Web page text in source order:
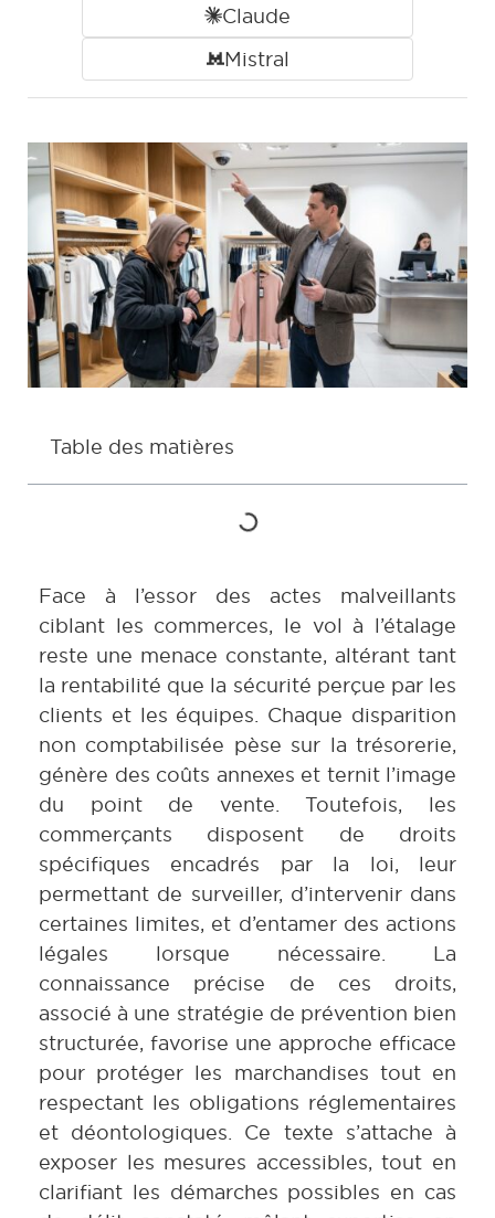
Claude
Mistral
Table des matières
Face à l’essor des actes malveillants
ciblant les commerces, le vol à l’étalage
reste une menace constante, altérant tant
la rentabilité que la sécurité perçue par les
clients et les équipes. Chaque disparition
non comptabilisée pèse sur la trésorerie,
génère des coûts annexes et ternit l’image
du point de vente. Toutefois, les
commerçants disposent de droits
spécifiques encadrés par la loi, leur
permettant de surveiller, d’intervenir dans
certaines limites, et d’entamer des actions
légales lorsque nécessaire. La
connaissance précise de ces droits,
associé à une stratégie de prévention bien
structurée, favorise une approche efficace
pour protéger les marchandises tout en
respectant les obligations réglementaires
et déontologiques. Ce texte s’attache à
exposer les mesures accessibles, tout en
clarifiant les démarches possibles en cas